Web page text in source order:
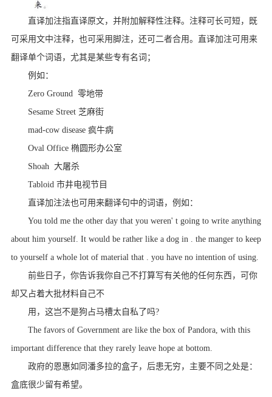
直译加注指直译原文，并附加解释性注释。注释可长可短，既
可采用文中注释，也可采用脚注，还可二者合用。直译加注可用来
翻译单个词语，尤其是某些专有名词；
例如：
Zero Ground 零地带
Sesame Street 芝麻街
mad-cow disease 疯牛病
Oval Office 椭圆形办公室
Shoah 大屠杀
Tabloid 市井电视节目
直译加注法也可用来翻译句中的词语，例如：
You told me the other day that you weren' t going to write anything
about him yourself. It would be rather like a dog in . the manger to keep
to yourself a whole lot of material that . you have no intention of using.
前些日子，你告诉我你自己不打算写有关他的任何东西，可你
却又占着大批材料自己不
用，这岂不是狗占马槽太自私了吗?
The favors of Government are like the box of Pandora, with this
important difference that they rarely leave hope at bottom.
政府的恩惠如同潘多拉的盒子，后患无穷，主要不同之处是：
盒底很少留有希望。